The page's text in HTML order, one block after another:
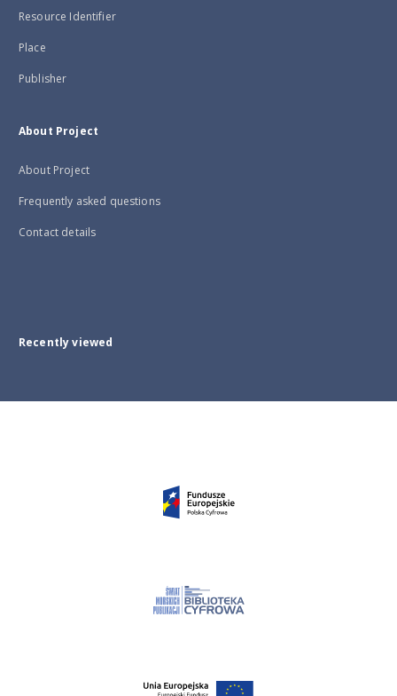
Resource Identifier
Place
Publisher
About Project
About Project
Frequently asked questions
Contact details
Recently viewed